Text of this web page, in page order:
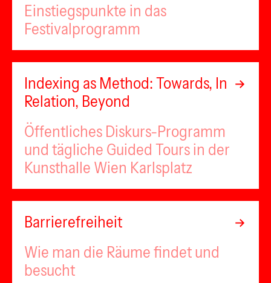
Einstiegspunkte in das
Festivalprogramm
Indexing as Method: Towards, In
Relation, Beyond
Öffentliches Diskurs-Programm
und tägliche Guided Tours in der
Kunsthalle Wien Karlsplatz
Barrierefreiheit
Wie man die Räume findet und
besucht